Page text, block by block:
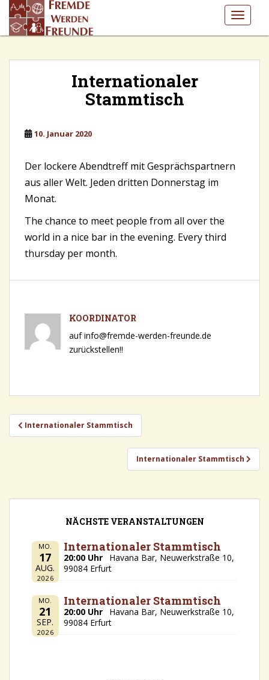
i
Internationaler
Stammtisch
10. Januar 2020
Der lockere Abendtreff mit Gesprächspartnern
aus aller Welt. Jeden dritten Donnerstag im
Monat.
The chance to meet people from all over the
world in a nice bar in the evening. Every third
thursday per month.
KOORDINATOR
auf info@fremde-werden-freunde.de
zurückstellen!!
Beitragsnavigation
Internationaler Stammtisch
Internationaler Stammtisch
NÄCHSTE VERANSTALTUNGEN
MO.
17
AUG.
2026
Internationaler Stammtisch
20:00 Uhr
Havana Bar, Neuwerkstraße 10,
99084 Erfurt
MO.
21
SEP.
2026
Internationaler Stammtisch
20:00 Uhr
Havana Bar, Neuwerkstraße 10,
99084 Erfurt